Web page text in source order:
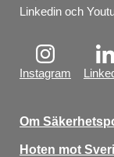
Linkedin och
Instagram
Om
Hoten mot